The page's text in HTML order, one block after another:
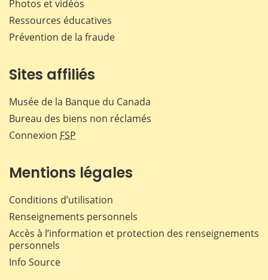
Photos et vidéos
Ressources éducatives
Prévention de la fraude
Sites affiliés
Musée de la Banque du Canada
Bureau des biens non réclamés
Connexion FSP
Mentions légales
Conditions d’utilisation
Renseignements personnels
Accès à l’information et protection des renseignements
personnels
Info Source